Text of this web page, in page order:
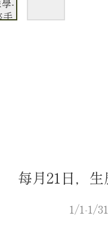
每月21日，
1/1-1/